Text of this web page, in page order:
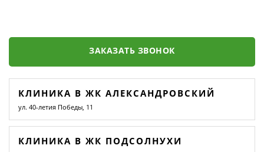
ЗАКАЗАТЬ ЗВОНОК
КЛИНИКА В ЖК АЛЕКСАНДРОВСКИЙ
ул. 40-летия Победы, 11
КЛИНИКА В ЖК ПОДСОЛНУХИ